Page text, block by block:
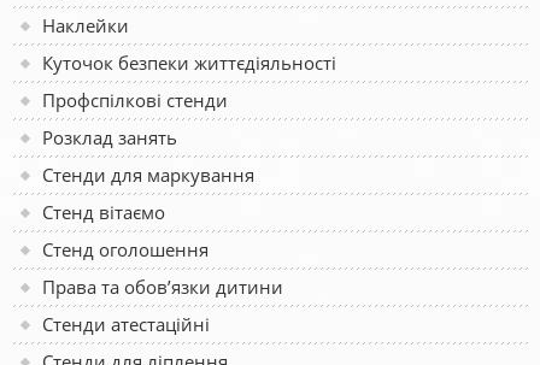
Наклейки
Куточок безпеки життєдіяльності
Профспілкові стенди
Розклад занять
Стенди для маркування
Стенд вітаємо
Стенд оголошення
Права та обов’язки дитини
Стенди атестаційні